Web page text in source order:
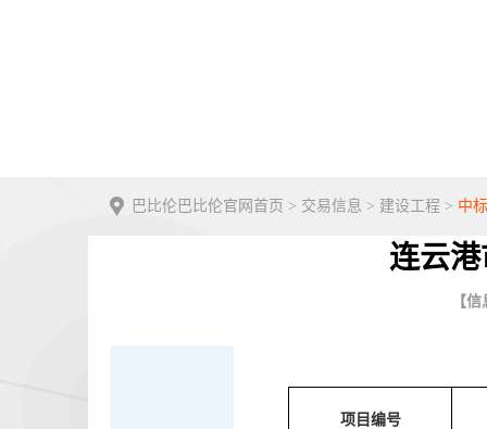
巴比伦巴比伦官网首页 > 交易信息 > 建设工程 > 中
连云
【
项目编号